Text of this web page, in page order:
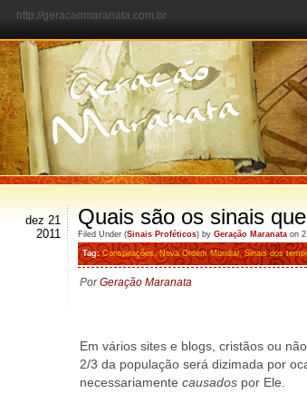
http://geracaomaranata.com.br
dez 21
2011
Quais são os sinais
Filed Under (Sinais Proféticos) by Geração Maranata on
Tag:Conspirações,Nova Ordem Mundial,Sinais dos
PorGeração Maranata
Em vários sites e blogs, cristãos ou
2/3 da população será dizimada por
necessariamente causados por Ele.